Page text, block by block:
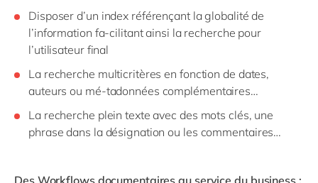
Disposer d’un index référençant la globalité de
l’information fa-cilitant ainsi la recherche pour
l’utilisateur final
La recherche multicritères en fonction de dates,
auteurs ou mé-tadonnées complémentaires…
La recherche plein texte avec des mots clés, une
phrase dans la désignation ou les commentaires…